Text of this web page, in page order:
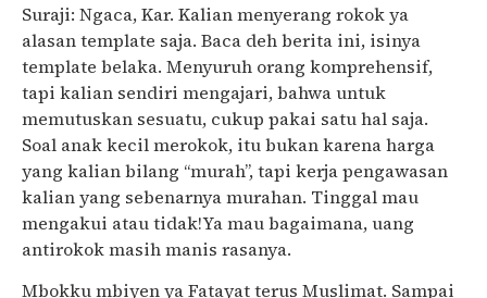
Suraji: Ngaca, Kar. Kalian menyerang rokok ya
alasan template saja. Baca deh berita ini, isinya
template belaka. Menyuruh orang komprehensif,
tapi kalian sendiri mengajari, bahwa untuk
memutuskan sesuatu, cukup pakai satu hal saja.
Soal anak kecil merokok, itu bukan karena harga
yang kalian bilang “murah”, tapi kerja pengawasan
kalian yang sebenarnya murahan. Tinggal mau
mengakui atau tidak!Ya mau bagaimana, uang
antirokok masih manis rasanya.
Mbokku mbiyen ya Fatayat terus Muslimat. Sampai